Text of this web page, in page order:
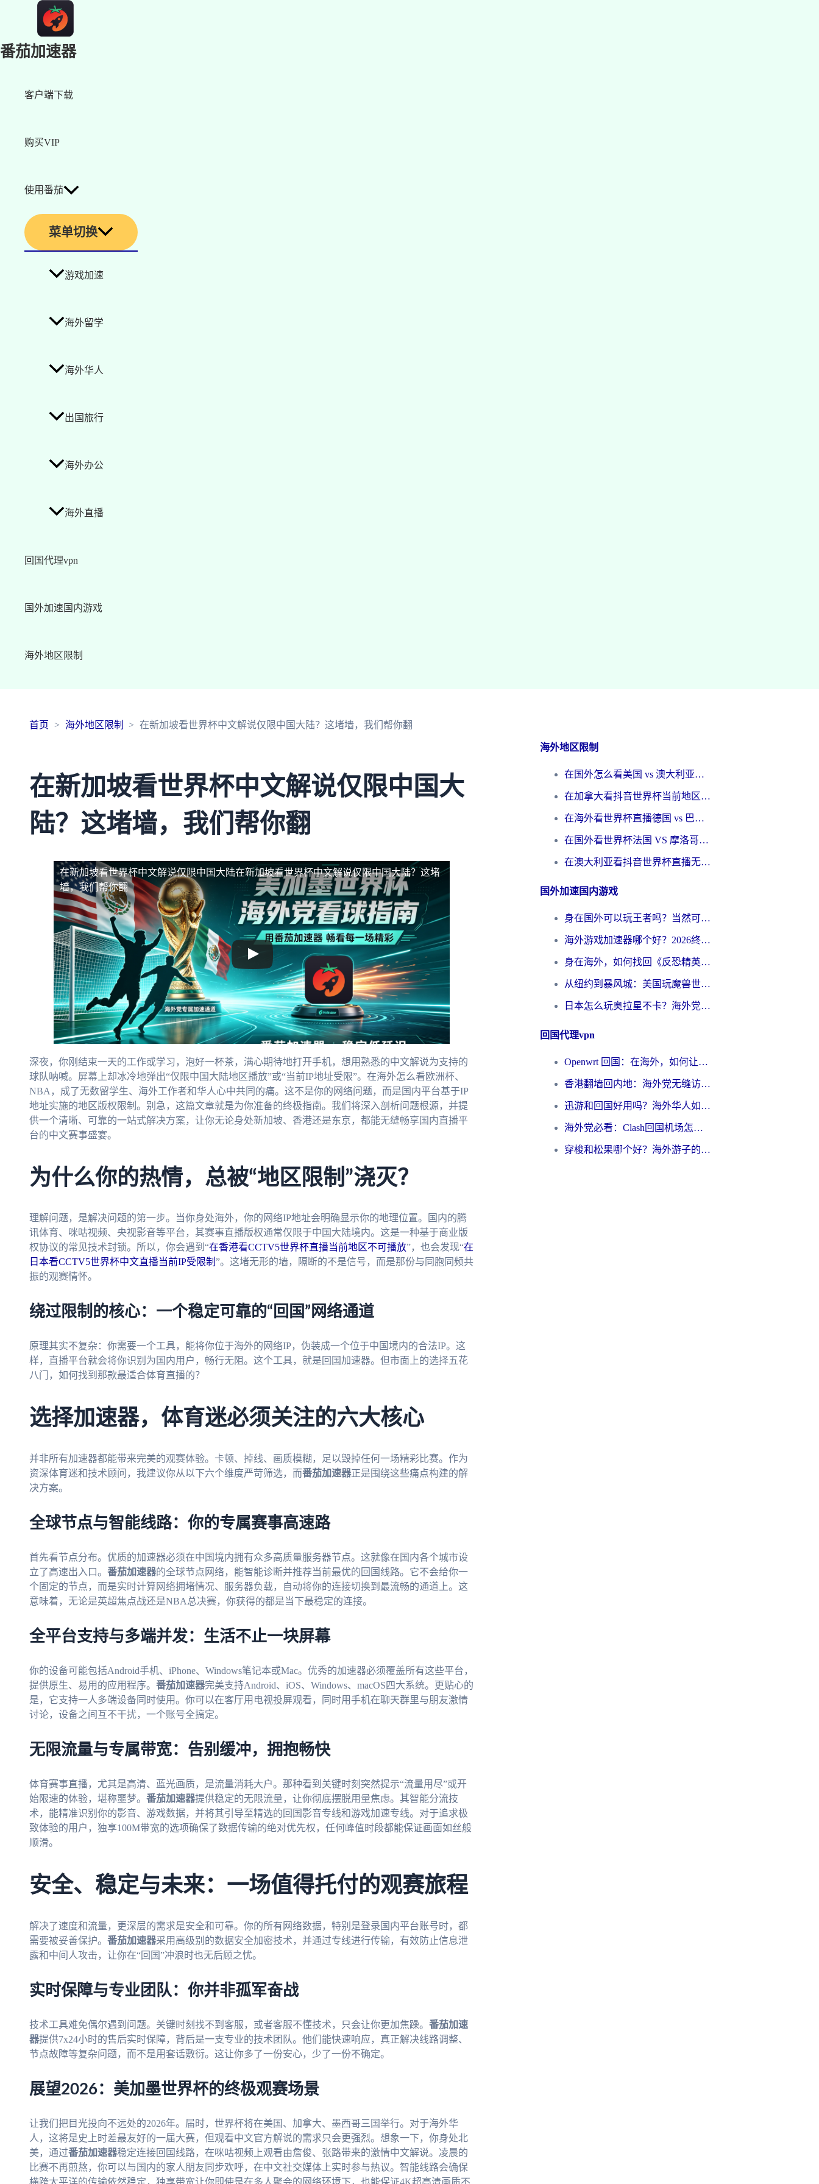
番茄加速器
客户端下载
购买VIP
使用番茄
菜单切换
游戏加速
海外留学
海外华人
出国旅行
海外办公
海外直播
回国代理vpn
国外加速国内游戏
海外地区限制
首页 海外地区限制 在新加坡看世界杯中文解说仅限中国大陆？这堵墙，我们帮你翻
在新加坡看世界杯中文解说仅限中国大
陆？这堵墙，我们帮你翻
在新加坡看世界杯中文解说仅限中国大陆在新加坡看世界杯中文解说仅限中国大陆？这堵
墙，我们帮你翻
深夜，你刚结束一天的工作或学习，泡好一杯茶，满心期待地打开手机，想用熟悉的中文解说为支持的
球队呐喊。屏幕上却冰冷地弹出“仅限中国大陆地区播放”或“当前IP地址受限”。在海外怎么看欧洲杯、
NBA，成了无数留学生、海外工作者和华人心中共同的痛。这不是你的网络问题，而是国内平台基于IP
地址实施的地区版权限制。别急，这篇文章就是为你准备的终极指南。我们将深入剖析问题根源，并提
供一个清晰、可靠的一站式解决方案，让你无论身处新加坡、香港还是东京，都能无缝畅享国内直播平
台的中文赛事盛宴。
为什么你的热情，总被“地区限制”浇灭？
理解问题，是解决问题的第一步。当你身处海外，你的网络IP地址会明确显示你的地理位置。国内的腾
讯体育、咪咕视频、央视影音等平台，其赛事直播版权通常仅限于中国大陆境内。这是一种基于商业版
权协议的常见技术封锁。所以，你会遇到“在香港看CCTV5世界杯直播当前地区不可播放”，也会发现“在
日本看CCTV5世界杯中文直播当前IP受限制 ”。这堵无形的墙，隔断的不是信号，而是那份与同胞同频共
振的观赛情怀。
绕过限制的核心：一个稳定可靠的“回国”网络通道
原理其实不复杂：你需要一个工具，能将你位于海外的网络IP，伪装成一个位于中国境内的合法IP。这
样，直播平台就会将你识别为国内用户，畅行无阻。这个工具，就是回国加速器。但市面上的选择五花
八门，如何找到那款最适合体育直播的？
选择加速器，体育迷必须关注的六大核心
并非所有加速器都能带来完美的观赛体验。卡顿、掉线、画质模糊，足以毁掉任何一场精彩比赛。作为
资深体育迷和技术顾问，我建议你从以下六个维度严苛筛选，而番茄加速器正是围绕这些痛点构建的解
决方案。
全球节点与智能线路：你的专属赛事高速路
首先看节点分布。优质的加速器必须在中国境内拥有众多高质量服务器节点。这就像在国内各个城市设
立了高速出入口。 番茄加速器的全球节点网络，能智能诊断并推荐当前最优的回国线路。它不会给你一
个固定的节点，而是实时计算网络拥堵情况、服务器负载，自动将你的连接切换到最流畅的通道上。这
意味着，无论是英超焦点战还是NBA总决赛，你获得的都是当下最稳定的连接。
全平台支持与多端并发：生活不止一块屏幕
你的设备可能包括Android手机、iPhone、Windows笔记本或Mac。优秀的加速器必须覆盖所有这些平台，
提供原生、易用的应用程序。 番茄加速器完美支持Android、iOS、Windows、macOS四大系统。更贴心的
是，它支持一人多端设备同时使用。你可以在客厅用电视投屏观看，同时用手机在聊天群里与朋友激情
讨论，设备之间互不干扰，一个账号全搞定。
无限流量与专属带宽：告别缓冲，拥抱畅快
体育赛事直播，尤其是高清、蓝光画质，是流量消耗大户。那种看到关键时刻突然提示“流量用尽”或开
始限速的体验，堪称噩梦。 番茄加速器提供稳定的无限流量，让你彻底摆脱用量焦虑。其智能分流技
术，能精准识别你的影音、游戏数据，并将其引导至精选的回国影音专线和游戏加速专线。对于追求极
致体验的用户，独享100M带宽的选项确保了数据传输的绝对优先权，任何峰值时段都能保证画面如丝般
顺滑。
安全、稳定与未来：一场值得托付的观赛旅程
解决了速度和流量，更深层的需求是安全和可靠。你的所有网络数据，特别是登录国内平台账号时，都
需要被妥善保护。 番茄加速器采用高级别的数据安全加密技术，并通过专线进行传输，有效防止信息泄
露和中间人攻击，让你在“回国”冲浪时也无后顾之忧。
实时保障与专业团队：你并非孤军奋战
技术工具难免偶尔遇到问题。关键时刻找不到客服，或者客服不懂技术，只会让你更加焦躁。 番茄加速
器提供7x24小时的售后实时保障，背后是一支专业的技术团队。他们能快速响应，真正解决线路调整、
节点故障等复杂问题，而不是用套话敷衍。这让你多了一份安心，少了一份不确定。
展望2026：美加墨世界杯的终极观赛场景
让我们把目光投向不远处的2026年。届时，世界杯将在美国、加拿大、墨西哥三国举行。对于海外华
人，这将是史上时差最友好的一届大赛，但观看中文官方解说的需求只会更强烈。想象一下，你身处北
美，通过番茄加速器稳定连接回国线路，在咪咕视频上观看由詹俊、张路带来的激情中文解说。凌晨的
比赛不再煎熬，你可以与国内的家人朋友同步欢呼，在中文社交媒体上实时参与热议。智能线路会确保
横跨太平洋的传输依然稳定，独享带宽让你即使是在多人聚会的网络环境下，也能保证4K超高清画质不
海外地区限制
在国外怎么看美国 vs 澳大利亚世界杯直播？海外党必藏的中文解说观赛指南
在加拿大看抖音世界杯当前地区不可播放？海外党体育观赛终极指南
在海外看世界杯直播德国 vs 巴拉圭当前IP受限制？这篇指南帮你轻松解决地区限制
在国外看世界杯法国 VS 摩洛哥仅限中国大陆？别让地域限制拦下你的欢呼
在澳大利亚看抖音世界杯直播无法播放？海外党体育观赛终极指南来了！
国外加速国内游戏
身在国外可以玩王者吗？当然可以，但你需要这份“加速”指南
海外游戏加速器哪个好？2026终极指南帮你畅玩国服+解决卡顿难题
身在海外，如何找回《反恐精英：全球攻势》国服的丝滑手感？一份给你的终极指南
从纽约到暴风城：美国玩魔兽世界，如何找到你的最佳网络航线
日本怎么玩奥拉星不卡？海外党国服游戏加速器选择全攻略
回国代理vpn
Openwrt 回国：在海外，如何让家的网络触手可及
香港翻墙回内地：海外党无缝访问国内资源的加速器选择全攻略
迅游和回国好用吗？海外华人如何选择靠谱的回国加速器
海外党必看：Clash回国机场怎么选？一篇搞定无缝访问国内资源的全攻略
穿梭和松果哪个好？海外游子的数字归乡路，到底该怎么选